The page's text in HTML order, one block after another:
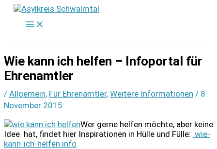
Zum
springen
Wie kann ich helfen – Infoportal für
Ehrenamtler
/ Allgemein, Für Ehrenamtler, Weitere Informationen / 8.
November 2015
Wer gerne helfen möchte, aber keine
Idee hat, findet hier Inspirationen in Hülle und Fülle: wie-
kann-ich-helfen.info